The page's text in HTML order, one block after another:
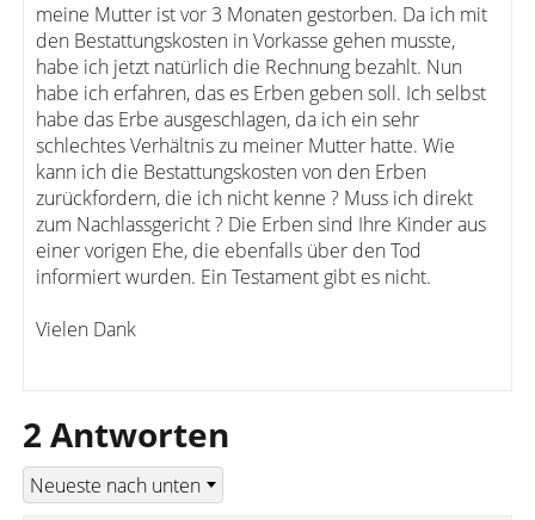
meine Mutter ist vor 3 Monaten gestorben. Da ich mit
den Bestattungskosten in Vorkasse gehen musste,
habe ich jetzt natürlich die Rechnung bezahlt. Nun
habe ich erfahren, das es Erben geben soll. Ich selbst
habe das Erbe ausgeschlagen, da ich ein sehr
schlechtes Verhältnis zu meiner Mutter hatte. Wie
kann ich die Bestattungskosten von den Erben
zurückfordern, die ich nicht kenne ? Muss ich direkt
zum Nachlassgericht ? Die Erben sind Ihre Kinder aus
einer vorigen Ehe, die ebenfalls über den Tod
informiert wurden. Ein Testament gibt es nicht.
Vielen Dank
2 Antworten